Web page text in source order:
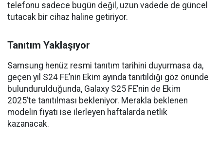
telefonu sadece bugün değil, uzun vadede de güncel
tutacak bir cihaz haline getiriyor.
Tanıtım Yaklaşıyor
Samsung henüz resmi tanıtım tarihini duyurmasa da,
geçen yıl S24 FE’nin Ekim ayında tanıtıldığı göz önünde
bulundurulduğunda, Galaxy S25 FE’nin de Ekim
2025’te tanıtılması bekleniyor. Merakla beklenen
modelin fiyatı ise ilerleyen haftalarda netlik
kazanacak.